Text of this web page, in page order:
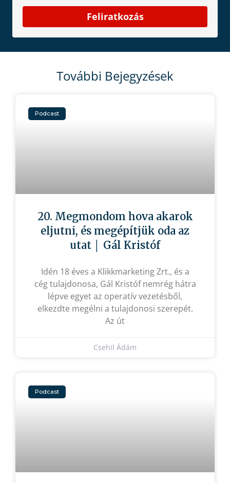
Feliratkozás
További Bejegyzések
Podcast
20. Megmondom hova akarok
eljutni, és megépítjük oda az
utat │ Gál Kristóf
Idén 18 éves a Klikkmarketing Zrt., és a
cég tulajdonosa, Gál Kristóf nemrég hátra
lépve egyet az operatív vezetésből,
elkezdte megélni a tulajdonosi szerepét.
Az út
Csehil Ádám
Podcast